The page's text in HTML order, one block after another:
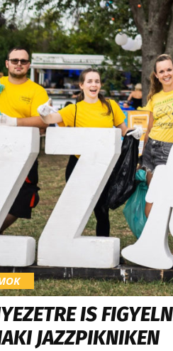
IS
JAZZPIKNIKEN